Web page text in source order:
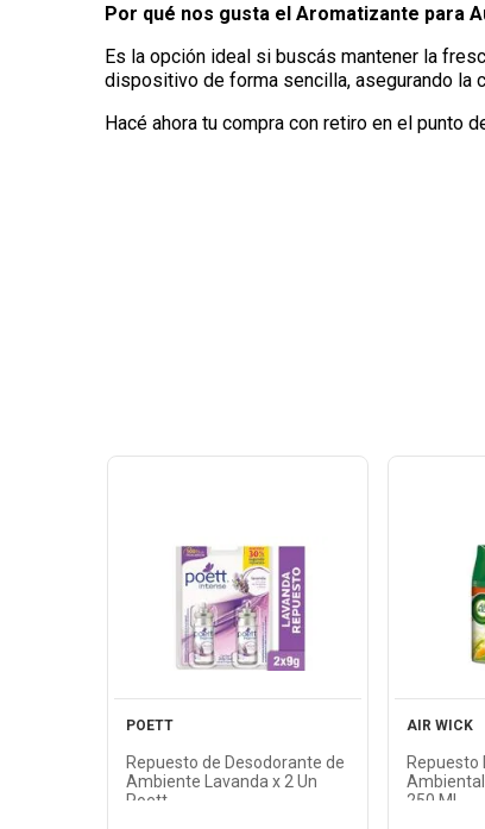
Por qué nos gusta el Aromatizante para
Es la opción ideal si buscás mantener la
dispositivo de forma sencilla, asegurando la
Hacé ahora tu compra con retiro en el punto
Ver
Producto
POETT
Repuesto de Desodorante de
Ambiente Lavanda x 2 Un
Poett
AIR WICK
Repuesto
Ambiental
250 Ml